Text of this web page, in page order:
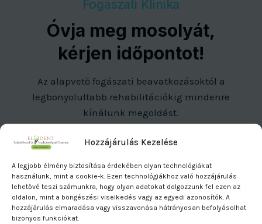
Hozzájárulás Kezelése
A legjobb élmény biztosítása érdekében olyan technológiákat
használunk, mint a cookie-k. Ezen technológiákhoz való hozzájárulás
lehetővé teszi számunkra, hogy olyan adatokat dolgozzunk fel ezen az
oldalon, mint a böngészési viselkedés vagy az egyedi azonosítók. A
hozzájárulás elmaradása vagy visszavonása hátrányosan befolyásolhat
bizonyos funkciókat.
Fogászati Klinika
Óvja meg mosolyát,
kérjen időpontot!
Az alapvető fogászati beavatkozásoktól a
legbonyolultabb rehabilitációkig mindenre
kínálunk megoldást.
+36 22 501 008
8000 Székesfehérvár,
Berényi út 33.